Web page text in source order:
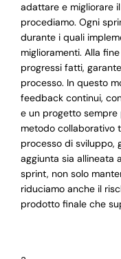
adattare e migliorare
procediamo. Ogni
durante i quali
miglioramenti. Alla
progressi fatti,
processo. In questo
feedback continui,
e un progetto sempre
metodo collaborativo
processo di sviluppo,
aggiunta sia allineata
sprint, non solo
riduciamo anche il
prodotto finale che